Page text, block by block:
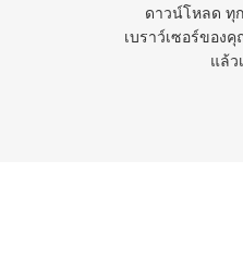
ดาวน์โหลด ทุ
เบราว์เซอร์ของ
แล้ว